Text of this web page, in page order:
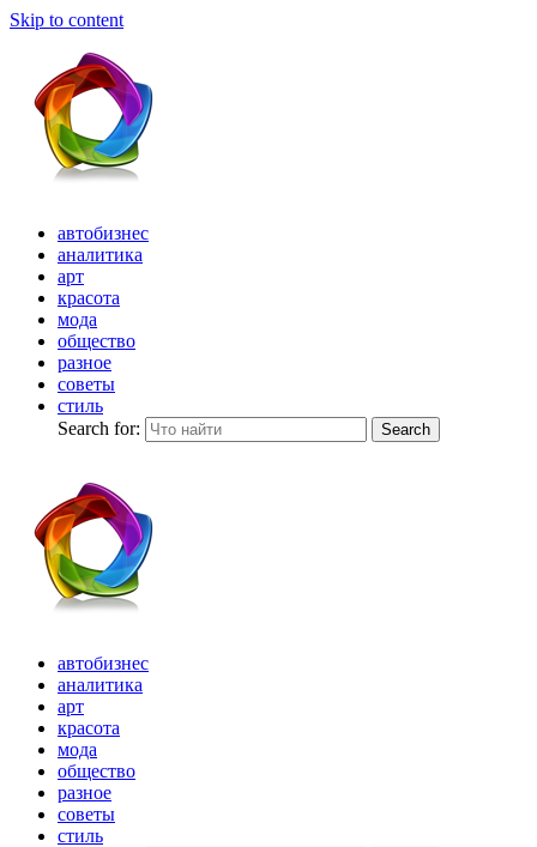
Skip to content
автобизнес
аналитика
арт
красота
мода
общество
разное
советы
стиль
Search for:
Search
автобизнес
аналитика
арт
красота
мода
общество
разное
советы
стиль